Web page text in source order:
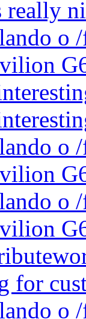
really
o
o
o
for
o